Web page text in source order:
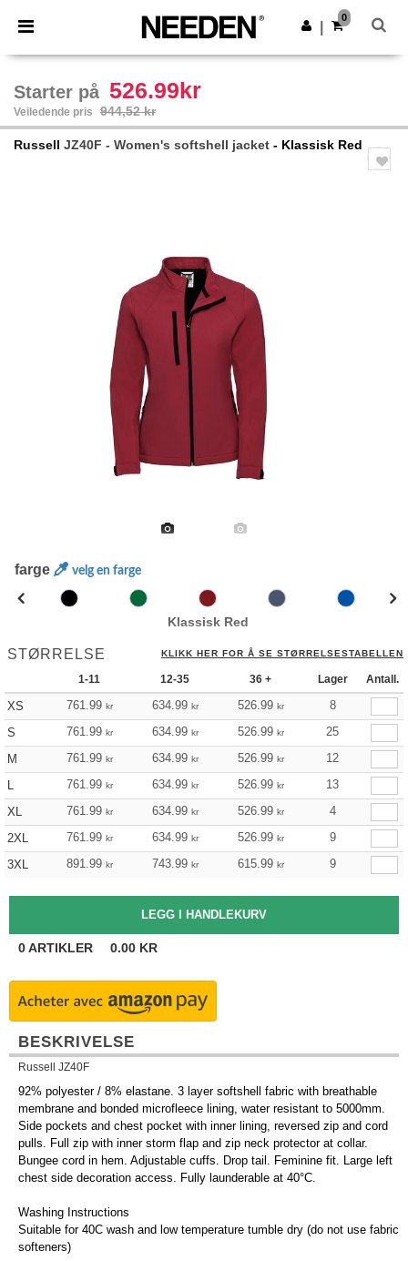
× Needen-app
Bedre priser i appen!
Last ned app
0
Starter på 526.99kr
Veiledende pris 944,52 kr
Russell JZ40F - Women's softshell jacket - Klassisk Red
farge velg en farge
Klassisk Red
STØRRELSE KLIKK HER FOR Å SE STØRRELSESTABELLEN
1-11 12-35 36 + Lager Antall.
XS 761.99 kr 634.99 kr 526.99 kr
8
S
761.99 kr 634.99 kr 526.99 kr
25
M
761.99 kr 634.99 kr 526.99 kr
12
L
761.99 kr 634.99 kr 526.99 kr
13
XL
761.99 kr 634.99 kr 526.99 kr
4
2XL
761.99 kr 634.99 kr 526.99 kr
9
3XL
891.99 kr 743.99 kr 615.99 kr 9
0ARTIKLER 0.00 KR
BESKRIVELSE
Russell JZ40F
92% polyester / 8% elastane. 3 layer softshell fabric with breathable
membrane and bonded microfleece lining, water resistant to 5000mm.
Side pockets and chest pocket with inner lining, reversed zip and cord
pulls. Full zip with inner storm flap and zip neck protector at collar.
Bungee cord in hem. Adjustable cuffs. Drop tail. Feminine fit. Large left
chest side decoration access. Fully launderable at 40°C.
Washing Instructions
Suitable for 40C wash and low temperature tumble dry (do not use fabric
softeners)